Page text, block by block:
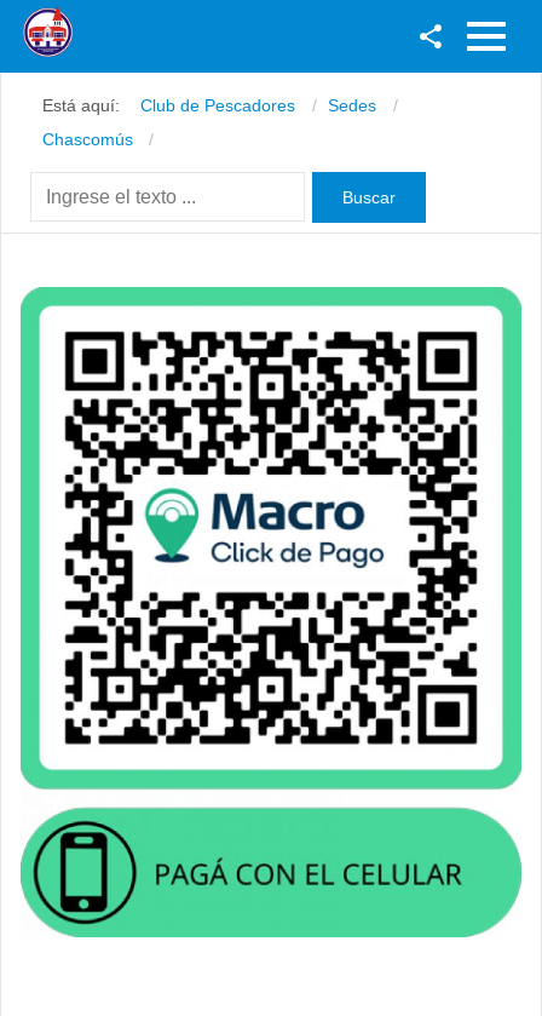
Youtube
Instagram
Está aquí: Club de Pescadores
Sedes
Chascomús